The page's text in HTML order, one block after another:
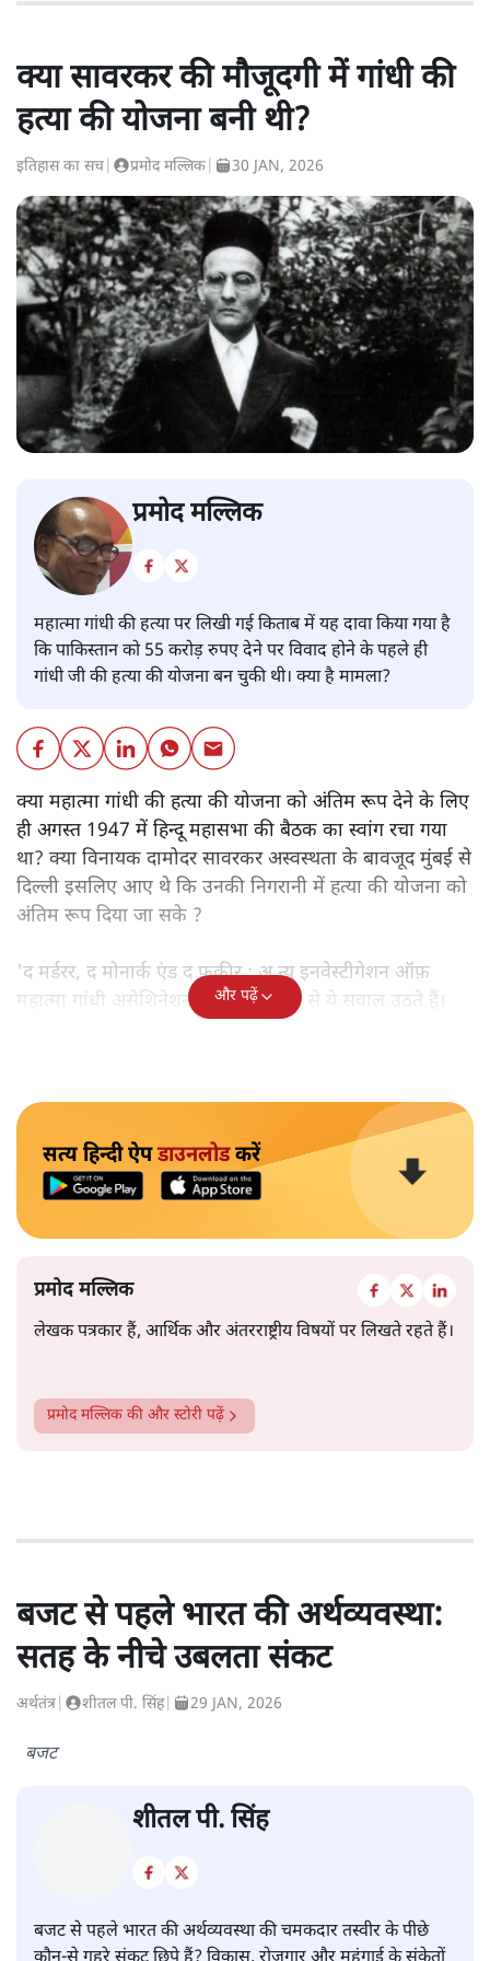
क्या सावरकर की मौजूदगी में गांधी की
हत्या की योजना बनी थी?
इतिहास का सच प्रमोद मल्लिक 30 JAN, 2026
प्रमोद मल्लिक
महात्मा गांधी की हत्या पर लिखी गई किताब में यह दावा किया गया है
कि पाकिस्तान को 55 करोड़ रुपए देने पर विवाद होने के पहले ही
गांधी जी की हत्या की योजना बन चुकी थी। क्या है मामला?
क्या महात्मा गांधी की हत्या की योजना को अंतिम रूप देने के लिए
ही अगस्त 1947 में हिन्दू महासभा की बैठक का स्वांग रचा गया
था? क्या विनायक दामोदर सावरकर अस्वस्थता के बावजूद मुंबई से
दिल्ली इसलिए आए थे कि उनकी निगरानी में हत्या की योजना को
अंतिम रूप दिया जा सके ?
'द मर्डरर, द मोनार्क एंड द फ़कीर : अ न्यू इनवेस्टीगेशन ऑफ़
महात्मा गांधी असेशिनेशन' नामक किताब से ये सवाल उठते हैं।
और पढ़ें
सत्य हिन्दी ऐपडाउनलोडकरें
प्रमोद मल्लिक
लेखक पत्रकार हैं, आर्थिक और अंतरराष्ट्रीय विषयों पर लिखते रहते हैं।
प्रमोद मल्लिक की और स्टोरी पढ़ें
बजट से पहले भारत की अर्थव्यवस्था:
सतह के नीचे उबलता संकट
अर्थतंत्र शीतल पी. सिंह| 29 JAN, 2026